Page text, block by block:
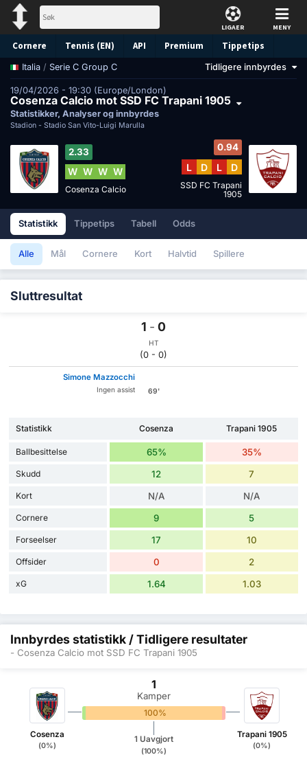
LIGAER MENY
Cornere Tennis (EN) API Premium Tippetips
Italia / Serie C Group C Tidligere innbyrdes
19/04/2026 - 19:30 (Europe/London)
Cosenza Calcio mot SSD FC Trapani 1905
Statistikker, Analyser og innbyrdes
Stadion - Stadio San Vito-Luigi Marulla
2.33
W W W W
Cosenza Calcio
0.94
L D L D
SSD FC Trapani
1905
Statistikk Tippetips Tabell Odds
Alle Mål Cornere Kort Halvtid Spillere
Sluttresultat
1 - 0
HT
(0 - 0)
Simone Mazzocchi
Ingen assist 69'
Statistikk Cosenza Trapani 1905
Ballbesittelse 65% 35%
Skudd 12 7
Kort N/A N/A
Cornere 9 5
Forseelser 17 10
Offsider 0 2
xG 1.64 1.03
Innbyrdes statistikk / Tidligere resultater
- Cosenza Calcio mot SSD FC Trapani 1905
Cosenza
(0%)
1
Kamper
100% 0%
1 Uavgjort
(100%)
Trapani 1905
(0%)